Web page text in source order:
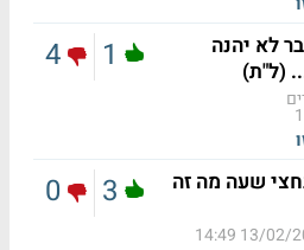
לא יהנה
(ל"ת)
1
4
שעה מה זה
13/02/2017
3
0